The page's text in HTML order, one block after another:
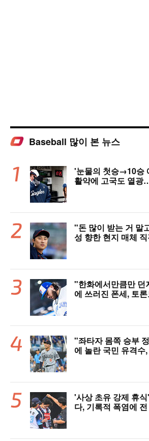
Baseball 많이 본 뉴스
'눈물의 첫승→10승
활약에 고국도 열
"돈 많이 받는 거 말
성 향한 현지 매체
"한화에서만큼만
에 쓰러진 폰세, 토
"좌타자 몸쪽 승부
에 놀란 국민 유격수
'사상 초유 강제 휴
다, 기록적 폭염에